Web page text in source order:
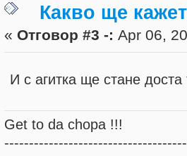
Какво ще
« Отговор #3 -: Apr 06,
И с агитка ще стане
Get to da chopa !!!